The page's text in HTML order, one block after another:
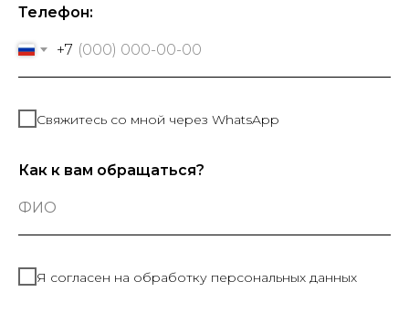
Телефон:
+7
Свяжитесь со мной через WhatsApp
Как к вам обращаться?
ФИО
Я согласен на обработку персональных данных